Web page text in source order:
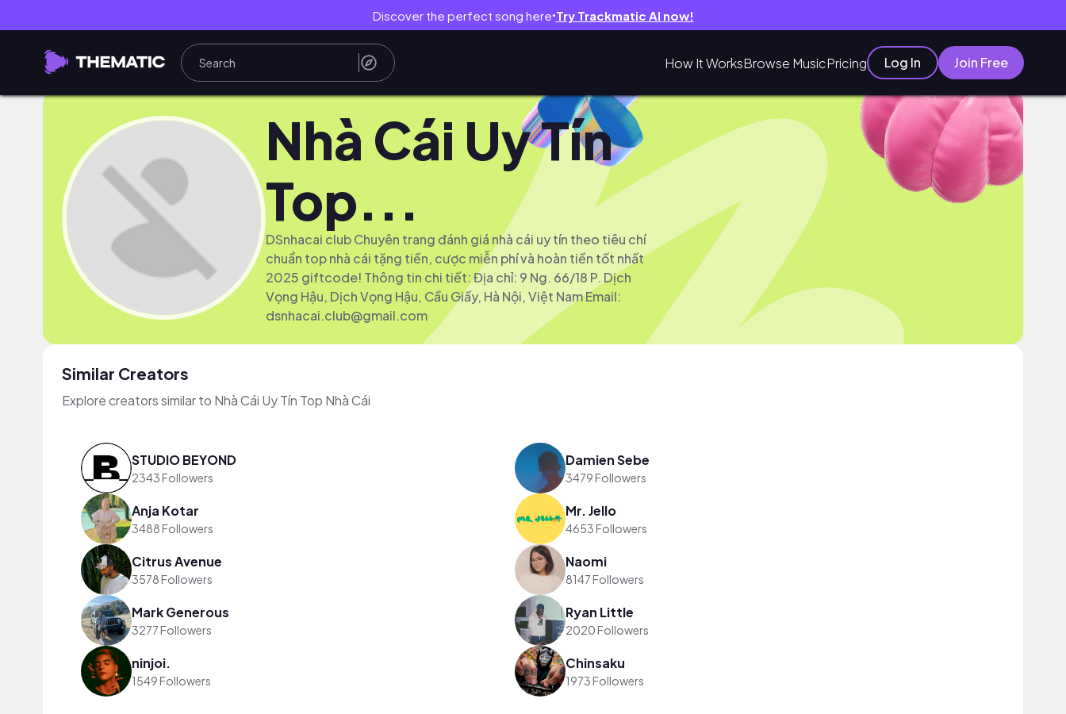
Discover the perfect song here● Try Trackmatic AI now!
How It WorksBrowse MusicPricing Log In Join Free
Nhà Cái Uy Tín
Top...
DSnhacai club Chuyên trang đánh giá nhà cái uy tín theo tiêu chí
chuẩn top nhà cái tặng tiền, cược miễn phí và hoàn tiền tốt nhất
2025 giftcode! Thông tin chi tiết: Địa chỉ: 9 Ng. 66/18 P. Dịch
Vọng Hậu, Dịch Vọng Hậu, Cầu Giấy, Hà Nội, Việt Nam Email:
dsnhacai.club@gmail.com
Similar Creators
Explore creators similar to Nhà Cái Uy Tín Top Nhà Cái
STUDIO BEYOND
2343 Followers
Damien Sebe
3479 Followers
Anja Kotar
3488 Followers
Mr. Jello
4653 Followers
Citrus Avenue
3578 Followers
Naomi
8147 Followers
Mark Generous
3277 Followers
Ryan Little
2020 Followers
ninjoi.
1549 Followers
Chinsaku
1973 Followers